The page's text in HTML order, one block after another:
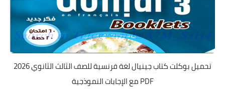
تحميل بوكلت كتاب جينيال لغة فرنسية للصف الثالث الثانوي 2026
PDF مع الإجابات النموذجية